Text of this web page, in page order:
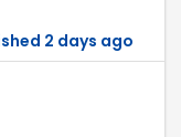
2 days ago